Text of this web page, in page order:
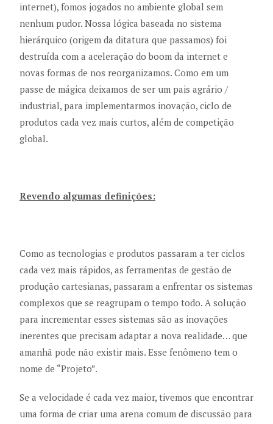
internet), fomos jogados no ambiente global sem
nenhum pudor. Nossa lógica baseada no sistema
hierárquico (origem da ditatura que passamos) foi
destruída com a aceleração do boom da internet e
novas formas de nos reorganizamos. Como em um
passe de mágica deixamos de ser um pais agrário /
industrial, para implementarmos inovação, ciclo de
produtos cada vez mais curtos, além de competição
global.
Revendo algumas definições:
Como as tecnologias e produtos passaram a ter ciclos
cada vez mais rápidos, as ferramentas de gestão de
produção cartesianas, passaram a enfrentar os sistemas
complexos que se reagrupam o tempo todo. A solução
para incrementar esses sistemas são as inovações
inerentes que precisam adaptar a nova realidade… que
amanhã pode não existir mais. Esse fenômeno tem o
nome de “Projeto”.
Se a velocidade é cada vez maior, tivemos que encontrar
uma forma de criar uma arena comum de discussão para